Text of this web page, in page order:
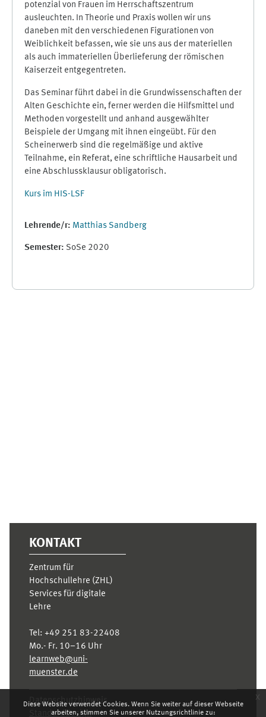
Diese Website verwendet Cookies. Wenn Sie weiter auf dieser Webseite
arbeiten, stimmen Sie unserer Nutzungsrichtlinie zu:
x
potenzial von Frauen im Herrschaftszentrum
ausleuchten. In Theorie und Praxis wollen wir uns
daneben mit den verschiedenen Figurationen von
Weiblichkeit befassen, wie sie uns aus der materiellen
als auch immateriellen Überlieferung der römischen
Kaiserzeit entgegen­treten.
Das Seminar führt dabei in die Grundwissenschaften der
Alten Geschichte ein, ferner werden die Hilfsmittel und
Methoden vorgestellt und anhand ausgewählter
Beispiele der Umgang mit ihnen eingeübt. Für den
Scheinerwerb sind die regelmäßige und aktive
Teilnahme, ein Referat, eine schriftliche Hausarbeit und
eine Abschlussklausur obligatorisch.
Kurs im HIS-LSF
Lehrende/r: Matthias Sandberg
Semester: SoSe 2020
KONTAKT
Zentrum für
Hochschullehre (ZHL)
Services für digitale
Lehre
Tel: +49 251 83-22408
Mo.- Fr. 10–16 Uhr
learnweb@uni-
muenster.de
Datenschutzhinweis
Standarddesign